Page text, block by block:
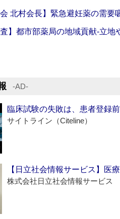
会 北村会長】緊急避妊薬の需要
査】都市部薬局の地域貢献‐立地
‐AD‐
臨床試験の失敗は、患者登録
サイトライン（Citeline）
【日立社会情報サービス】医
株式会社日立社会情報サービス